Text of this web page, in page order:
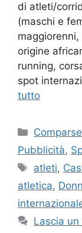
di atleti/
(maschi e
origine
running,
spot
tutto
Categorie
Comparse
Pubblicità,
Tag
atleti,
atletica,
Lascia